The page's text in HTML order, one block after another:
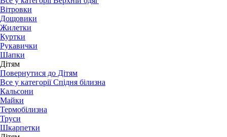
Вітровки
Дощовики
Жилетки
Куртки
Рукавички
Шапки
Дітям
Повернутися до Дітям
Все у категорії Спідня білизна
Кальсони
Майки
Термобілизна
Труси
Шкарпетки